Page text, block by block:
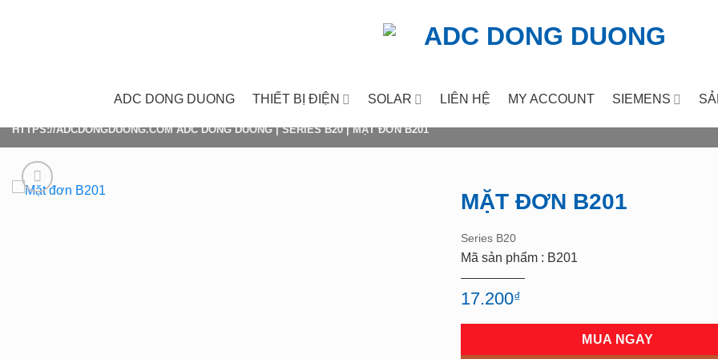
ADC DONG DUONG THIẾT BỊ ĐIỆN SOLAR LIÊN HỆ MY ACCOUNT SIEMENS
HTTPS://ADCDONGDUONG.COM ADC DONG DUONG|SERIES B20|MẶT ĐƠN B201
MẶT ĐƠN B201
Series B20
Mã sản phẩm : B201
17.200₫
MUA NGAY